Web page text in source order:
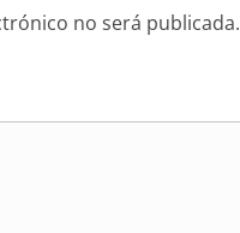
no será publicada.